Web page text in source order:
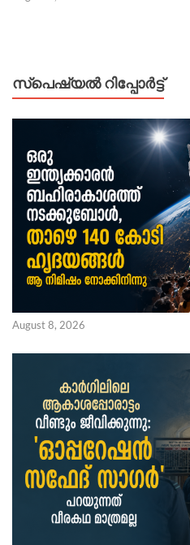
സ്പെഷ്യൽ റിപ്പോര്‍ട്ട്
August 8, 2026